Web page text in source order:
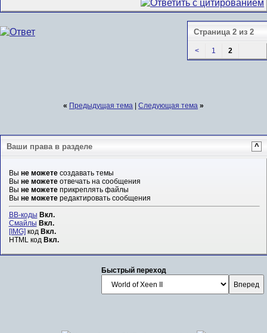
Страница 2 из 2
< 1 2
« Предыдущая тема | Следующая тема »
Ваши права в разделе ^
Вы не можетесоздавать темы
Вы не можетеотвечать на сообщения
Вы не можетеприкреплять файлы
Вы не можетередактировать сообщения
BB-коды Вкл.
Смайлы Вкл.
[IMG]код Вкл.
HTML код Вкл.
Быстрый переход